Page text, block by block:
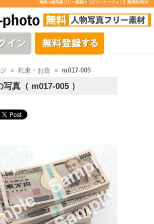
無料人物写真フリー素材の【ビジトリーフォト】商用利用OK
» 札束・お金 » m017-005
写真（ m017-005 ）